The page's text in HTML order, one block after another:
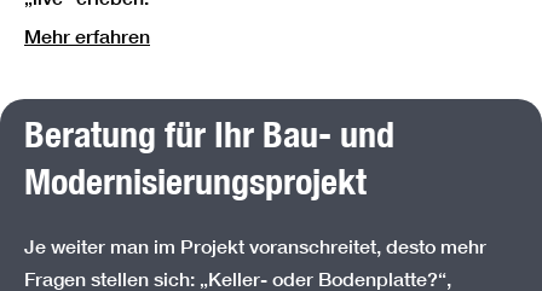
Mehr erfahren
Beratung für Ihr Bau- und
Modernisierungsprojekt
Je weiter man im Projekt voranschreitet, desto mehr
Fragen stellen sich: „Keller- oder Bodenplatte?“,